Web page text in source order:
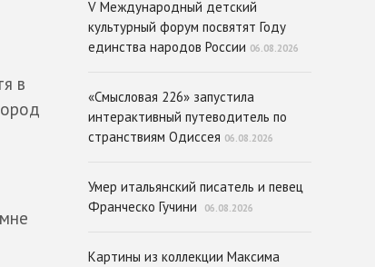
в
V Международный детский
культурный форум посвятят Году
единства народов России 06.08.2026
«Смысловая 226» запустила
интерактивный путеводитель по
странствиям Одиссея 06.08.2026
Умер итальянский писатель и певец
Франческо Гучини
06.08.2026
Картины из коллекции Максима